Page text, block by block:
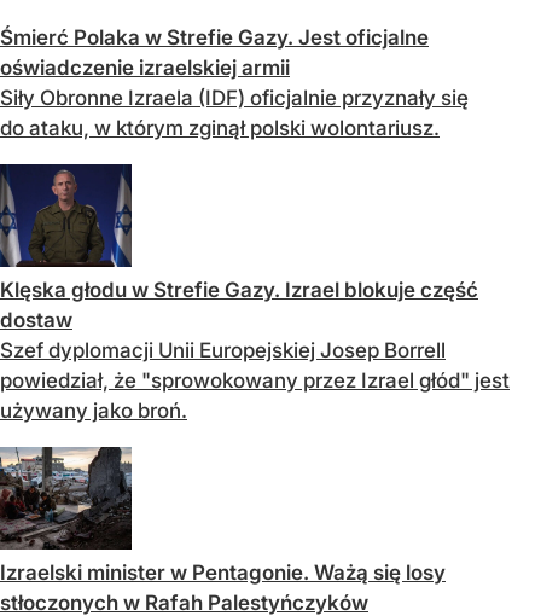
Śmierć Polaka w Strefie Gazy. Jest oficjalne
oświadczenie izraelskiej armii
Siły Obronne Izraela (IDF) oficjalnie przyznały się
do ataku, w którym zginął polski wolontariusz.
Klęska głodu w Strefie Gazy. Izrael blokuje część
dostaw
Szef dyplomacji Unii Europejskiej Josep Borrell
powiedział, że "sprowokowany przez Izrael głód" jest
używany jako broń.
Izraelski minister w Pentagonie. Ważą się losy
stłoczonych w Rafah Palestyńczyków